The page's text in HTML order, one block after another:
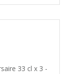
33 cl x 3 -